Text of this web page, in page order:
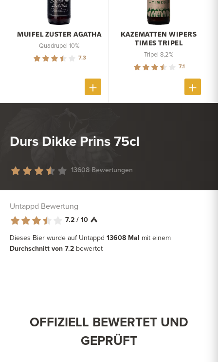
MUIFEL ZUSTER AGATHA
Quadrupel 10%
7.3
KAZEMATTEN WIPERS
TIMES TRIPEL
Tripel 8,2%
7.1
Durs Dikke Prins 75cl
13608 Bewertungen
Untappd Bewertung
7.2 / 10
Dieses Bier wurde auf Untappd 13608 Mal mit einem
Durchschnitt von 7.2 bewertet
OFFIZIELL BEWERTET UND
GEPRÜFT